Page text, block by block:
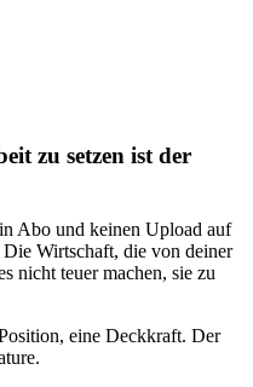
zu setzen ist der
Abo und keinen Upload auf
Die Wirtschaft, die von deiner
nicht teuer machen, sie zu
eine Deckkraft. Der